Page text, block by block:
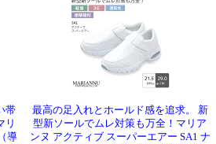
帯
リ
導
最高の足入れとホールド感を追求。 新
型新ソールでムレ対策も万全！マリア
ンヌ アクティブ スーパーエアー SA1 ナ